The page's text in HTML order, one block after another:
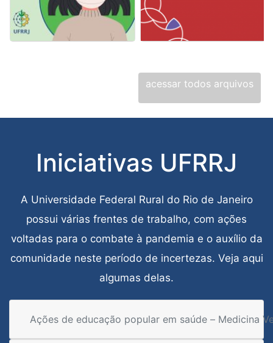
acessar todos arquivos
Iniciativas UFRRJ
A Universidade Federal Rural do Rio de Janeiro
possui várias frentes de trabalho, com ações
voltadas para o combate à pandemia e o auxílio da
comunidade neste período de incertezas. Veja aqui
algumas delas.
Ações de educação popular em saúde – Medicina